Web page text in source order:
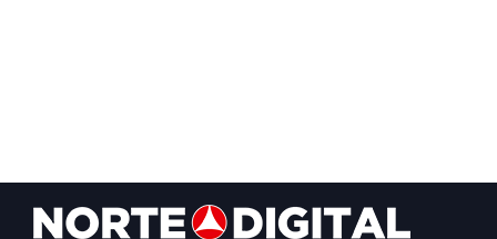
Footer